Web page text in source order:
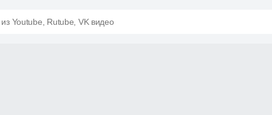
Youtube, Rutube, VK видео